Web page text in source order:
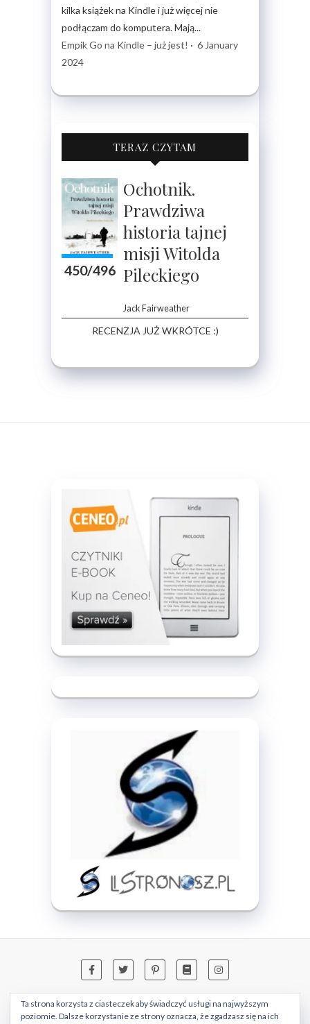
kilka książek na Kindle i już więcej nie
podłączam do komputera. Mają...
Empik Go na Kindle – już jest! · 6 January
2024
TERAZ CZYTAM
450/496
Ochotnik.
Prawdziwa
historia tajnej
misji Witolda
Pileckiego
Jack Fairweather
RECENZJA JUŻ WKRÓTCE :)
O MNIE
RECENZJE KSIĄŻEK
Ta strona korzysta z ciasteczek aby świadczyć usługi na najwyższym
poziomie. Dalsze korzystanie ze strony oznacza, że zgadzasz się na ich